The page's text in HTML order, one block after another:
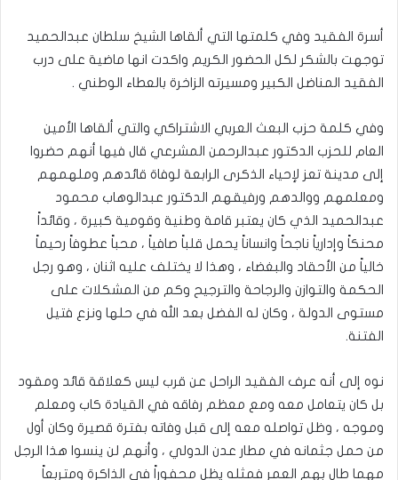
أسرة الفقيد وفي كلمتها التي ألقاها الشيخ سلطان عبدالحميد
توجهت بالشكر لكل الحضور الكريم واكدت انها ماضية على درب
الفقيد المناضل الكبير ومسيرته الزاخرة بالعطاء الوطني .
وفي كلمة حزب البعث العربي الاشتراكي والتي ألقاها الأمين
العام للحزب الدكتور عبدالرحمن المشرعي قال فيها أنهم حضروا
إلى مدينة تعز لإحياء الذكرى الرابعة لوفاة قائدهم وملهمهم
ومعلمهم ووالدهم ورفيقهم الدكتور عبدالوهاب محمود
عبدالحميد الذي كان يعتبر قامة وطنية وقومية كبيرة ، وقائداً
محنكاً وإدارياً ناجحاً وانساناً يحمل قلباً صافياً ، محباً عطوفاً رحيماً
خالياً من الأحقاد والبغضاء ، وهذا لا يختلف عليه اثنان ، وهو رجل
الحكمة والتوازن والرجاحة والترجيح وكم من المشكلات على
مستوى الدولة ، وكان له الفضل بعد الله في حلها ونزع فتيل
الفتنة.
نوه إلى أنه عرف الفقيد الراحل عن قرب ليس كعلاقة قائد ومقود
بل كان يتعامل معه ومع معظم رفاقه في القيادة كاب ومعلم
وموجه ، وظل تواصله معه إلى قبل وفاته بفترة قصيرة وكان أول
من حمل جثمانه في مطار عدن الدولي ، وأنهم لن ينسوا هذا الرجل
مهما طال بهم العمر فمثله يظل محفوراً في الذاكرة ومتربعاً